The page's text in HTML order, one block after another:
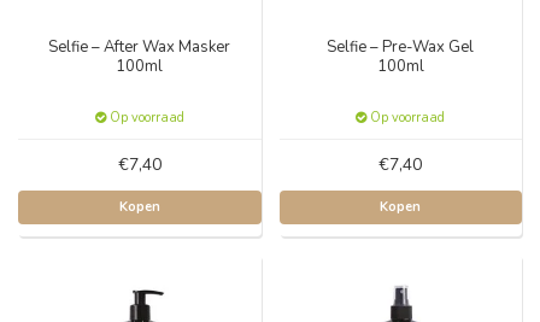
Selfie – After Wax Masker
100ml
Op voorraad
€7,40
Kopen
Selfie – Pre-Wax Gel
100ml
Op voorraad
€7,40
Kopen